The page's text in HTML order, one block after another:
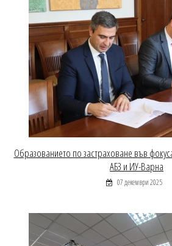
Образованието по застраховане във
АБЗ и ИУ-Варна
07 декември 2025